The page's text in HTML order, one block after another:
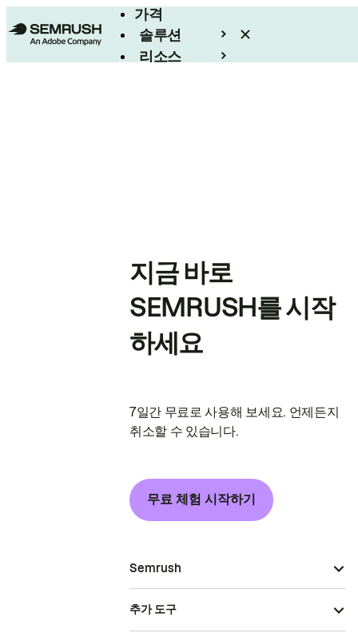
가격
솔루션
리소스
지금 바로
SEMRUSH를 시작
하세요
7일간 무료로 사용해 보세요. 언제든지
취소할 수 있습니다.
무료 체험 시작하기
Semrush
추가 도구